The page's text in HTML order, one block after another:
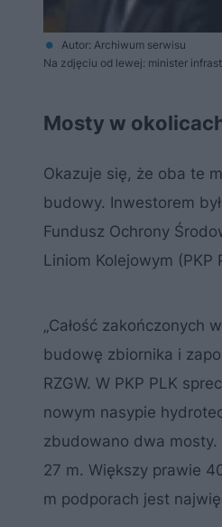
Autor: Archiwum serwisu
Na zdjęciu od lewej: minister
Mosty w
Okazuje się, że oba te
budowy. Inwestorem
Fundusz Ochrony
Liniom Kolejowym (PKP
„Całość zakończonych
budowę zbiornika i
RZGW. W PKP PLK
nowym nasypie
zbudowano dwa mosty.
27 m. Większy prawie
m podporach jest